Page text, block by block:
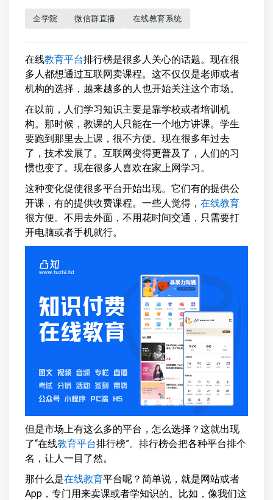
企学院 微信群直播 在线教育系统
在线教育平台排行榜是很多人关心的话题。现在很
多人都想通过互联网卖课程。这不仅仅是老师或者
机构的选择，越来越多的人也开始关注这个市场。
在以前，人们学习知识主要是靠学校或者培训机
构。那时候，教课的人只能在一个地方讲课。学生
要跑到那里去上课，很不方便。现在很多年过去
了，技术发展了。互联网变得更普及了，人们的习
惯也变了。现在很多人喜欢在家上网学习。
这种变化促使很多平台开始出现。它们有的提供公
开课，有的提供收费课程。一些人觉得， 在线教育
很方便。不用去外面，不用花时间交通，只需要打
开电脑或者手机就行。
但是市场上有这么多的平台，怎么选择？这就出现
了“在线教育平台排行榜”。排行榜会把各种平台排个
名，让人一目了然。
那什么是在线教育平台呢？简单说，就是网站或者
App，专门用来卖课或者学知识的。比如，像我们这